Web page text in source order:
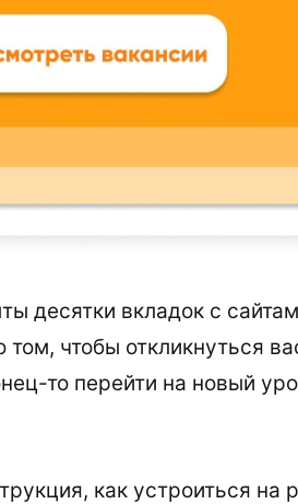
десятки вкладок с
чтобы откликнуться
то перейти на новый
как устроиться на